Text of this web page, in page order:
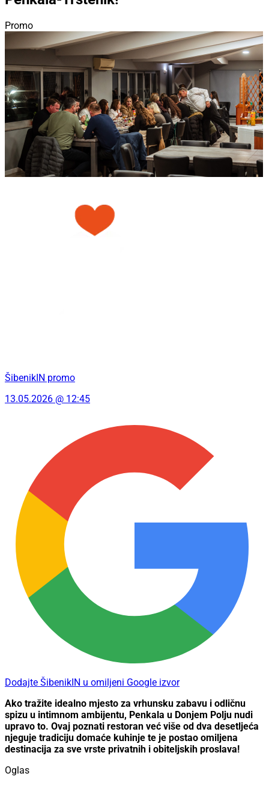
Promo
ŠibenikIN promo
13.05.2026 @ 12:45
Dodajte ŠibenikIN u omiljeni Google izvor
Ako tražite idealno mjesto za vrhunsku zabavu i odličnu
spizu u intimnom ambijentu, Penkala u Donjem Polju nudi
upravo to. Ovaj poznati restoran već više od dva desetljeća
njeguje tradiciju domaće kuhinje te je postao omiljena
destinacija za sve vrste privatnih i obiteljskih proslava!
Oglas